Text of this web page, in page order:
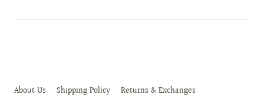
About Us Shipping Policy
Returns & Exchanges